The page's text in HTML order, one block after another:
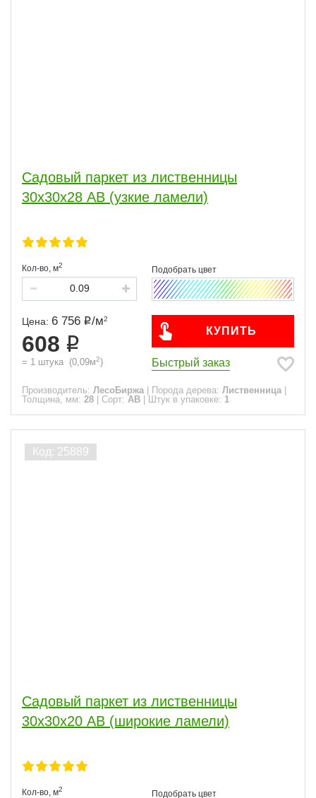
Садовый паркет из лиственницы
30х30х28 АВ (узкие ламели)
Кол-во, м2
Цена: 6 756 /м2
608
= 1 штука (0,09м2)
КУПИТЬ
Быстрый заказ
Производитель: ЛесоБиржа Порода дерева: Лиственница
Толщина, мм: 28 Сорт: АВ Штук в упаковке: 1
Садовый паркет из лиственницы
30х30х20 АВ (широкие ламели)
Кол-во, м2